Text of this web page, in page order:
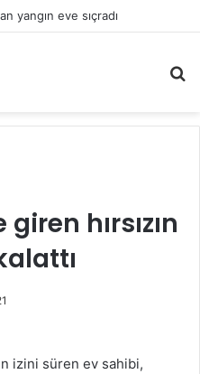
yangın eve sıçradı
...
hırsızın
izini süren ev sahibi,